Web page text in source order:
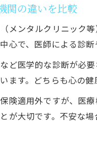
関の違いを比較
メンタルクリニック
心で、医師による診
ど医学的な診断が必
ます。どちらも心の
険適用外ですが、医
が大切です。不安な